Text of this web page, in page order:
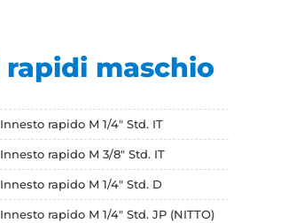
maschio
Innesto rapido M 1/4" Std. IT
Innesto rapido M 3/8" Std. IT
Innesto rapido M 1/4" Std. D
Innesto rapido M 1/4" Std. JP (NITTO)